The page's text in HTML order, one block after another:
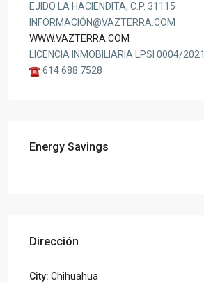
EJIDO LA HACIENDITA, C.P. 31115
INFORMACIÓN@VAZTERRA.COM
WWW.VAZTERRA.COM
LICENCIA INMOBILIARIA LPSI 0004/2021
614 688 7528
Energy Savings
Dirección
City: Chihuahua